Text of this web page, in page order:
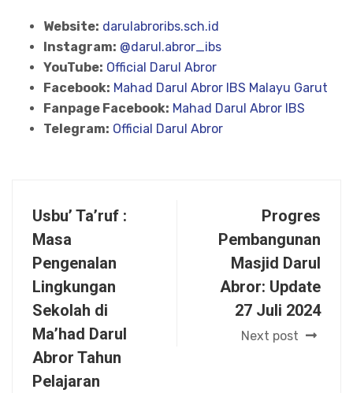
Website: darulabroribs.sch.id
Instagram: @darul.abror_ibs
YouTube: Official Darul Abror
Facebook: Mahad Darul Abror IBS Malayu Garut
Fanpage Facebook: Mahad Darul Abror IBS
Telegram: Official Darul Abror
Usbu’ Ta’ruf :
Masa
Pengenalan
Lingkungan
Sekolah di
Ma’had Darul
Abror Tahun
Pelajaran
Progres
Pembangunan
Masjid Darul
Abror: Update
27 Juli 2024
Next post